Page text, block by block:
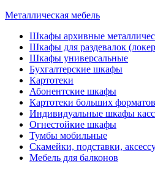
Металлическая мебель
Шкафы архивные
Шкафы для раздевалок
Шкафы универсальные
Бухгалтерские шкафы
Картотеки
Абонентские шкафы
Картотеки больших форматов
Индивидуальные шкафы
Огнестойкие шкафы
Тумбы мобильные
Скамейки, подставки,
Мебель для балконов